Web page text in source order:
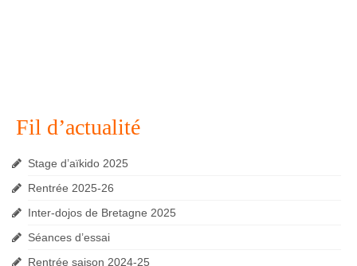
Fil d’actualité
Stage d’aïkido 2025
Rentrée 2025-26
Inter-dojos de Bretagne 2025
Séances d’essai
Rentrée saison 2024-25